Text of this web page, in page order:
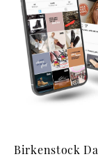
Birkenstock